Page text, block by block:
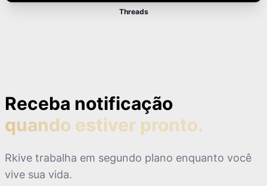
Threads
Receba notificação
quando estiver pronto.
Rkive trabalha em segundo plano enquanto você
vive sua vida.